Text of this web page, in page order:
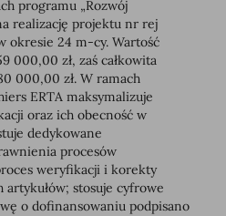
programu „Rozwój
realizację projektu nr rej
24 m-cy. Wartość
000,00 zł, zaś całkowita
000,00 zł. W ramach
ERTA maksymalizuje
oraz ich obecność w
dedykowane
procesów
weryfikacji i korekty
stosuje cyfrowe
o dofinansowaniu podpisano